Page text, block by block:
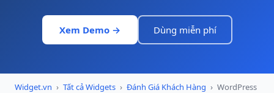
Xem Demo → Dùng miễn phí
Widget.vn › Tất cả Widgets › Đánh Giá Khách Hàng › WordPress